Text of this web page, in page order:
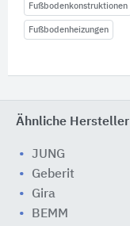
Fußbodenkonstruktionen
Fußbodenheizungen
Ähnliche Hersteller
JUNG
Geberit
Gira
BEMM